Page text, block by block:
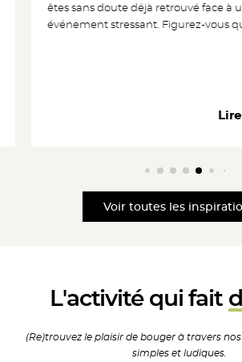
êtes sans doute déjà retrouvé face à
événement stressant. Figurez-vous
Voir toutes les
L'activité qui fait
(Re)trouvez le plaisir debouger à travers nos
simples et ludiques.